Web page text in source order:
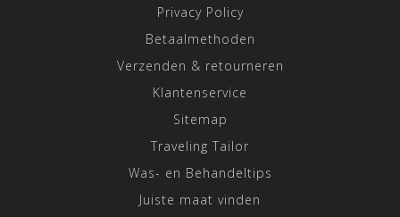
Privacy Policy
Betaalmethoden
Verzenden & retourneren
Klantenservice
Sitemap
Traveling Tailor
Was- en Behandeltips
Juiste maat vinden